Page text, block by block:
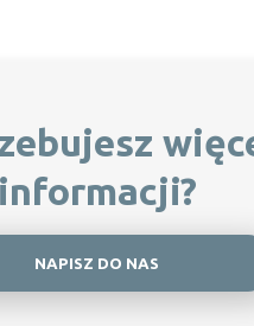
informacji?
NAPISZ DO NAS